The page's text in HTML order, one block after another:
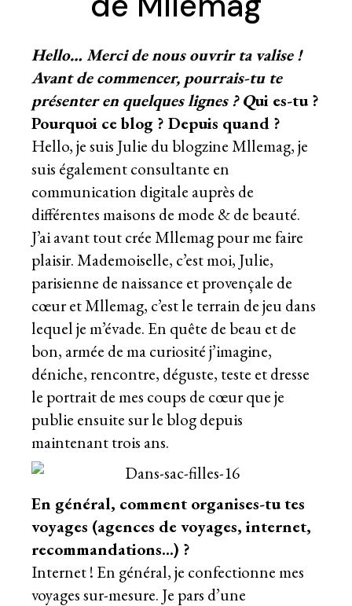
Hello… Merci de nous ouvrir ta valise !
Avant de commencer, pourrais-tu te
présenter en quelques lignes ? Qui es-tu ?
Pourquoi ce blog ? Depuis quand ?
Hello, je suis Julie du blogzine Mllemag, je
suis également consultante en
communication digitale auprès de
différentes maisons de mode & de beauté.
J’ai avant tout crée Mllemag pour me faire
plaisir. Mademoiselle, c’est moi, Julie,
parisienne de naissance et provençale de
cœur et Mllemag, c’est le terrain de jeu dans
lequel je m’évade. En quête de beau et de
bon, armée de ma curiosité j’imagine,
déniche, rencontre, déguste, teste et dresse
le portrait de mes coups de cœur que je
publie ensuite sur le blog depuis
maintenant trois ans.
En général, comment organises-tu tes
voyages (agences de voyages, internet,
recommandations…) ?
Internet ! En général, je confectionne mes
voyages sur-mesure. Je pars d’une